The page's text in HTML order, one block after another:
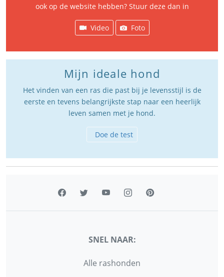
ook op de website hebben? Stuur deze dan in
Video Foto
Mijn ideale hond
Het vinden van een ras die past bij je levensstijl is de
eerste en tevens belangrijkste stap naar een heerlijk
leven samen met je hond.
Doe de test
SNEL NAAR:
Alle rashonden